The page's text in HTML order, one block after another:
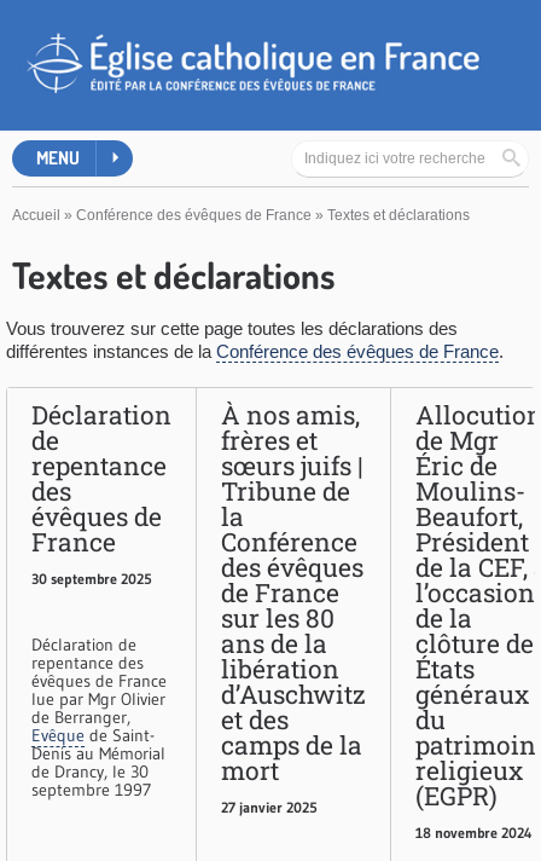
MENU
Accueil » Conférence des évêques de France » Textes et déclarations
Textes et déclarations
Vous trouverez sur cette page toutes les déclarations des
différentes instances de laConférence des évêques de France.
Déclaration
de
repentance
des
évêques de
France
30 septembre 2025
Déclaration de
repentance des
évêques de France
lue par Mgr Olivier
de Berranger,
Evêque de Saint-
Denis au Mémorial
de Drancy, le 30
septembre 1997
À nos amis,
frères et
sœurs juifs |
Tribune de
la
Conférence
des évêques
de France
sur les 80
ans de la
libération
d’Auschwitz
et des
camps de la
mort
27 janvier 2025
de Mgr
Éric de
Moulins-
Beaufort,
Président
de la CEF,
l’occasion
de la
clôture
États
généraux
du
religieux
(EGPR)
18 novembre 2024